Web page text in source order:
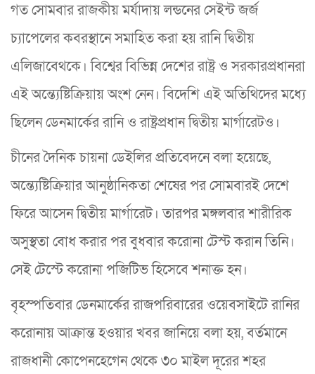
গত সোমবার রাজকীয় মর্যাদায় লন্ডনের সেইন্ট জর্জ
চ্যাপেলের কবরস্থানে সমাহিত করা হয় রানি দ্বিতীয়
এলিজাবেথকে। বিশ্বের বিভিন্ন দেশের রাষ্ট্র ও সরকারপ্রধানরা
এই অন্ত্যেষ্টিক্রিয়ায় অংশ নেন। বিদেশি এই অতিথিদের মধ্যে
ছিলেন ডেনমার্কের রানি ও রাষ্ট্রপ্রধান দ্বিতীয় মার্গারেটও।
চীনের দৈনিক চায়না ডেইলির প্রতিবেদনে বলা হয়েছে,
অন্ত্যেষ্টিক্রিয়ার আনুষ্ঠানিকতা শেষের পর সোমবারই দেশে
ফিরে আসেন দ্বিতীয় মার্গারেট। তারপর মঙ্গলবার শারীরিক
অসুস্থতা বোধ করার পর বুধবার করোনা টেস্ট করান তিনি।
সেই টেস্টে করোনা পজিটিভ হিসেবে শনাক্ত হন।
বৃহস্পতিবার ডেনমার্কের রাজপরিবারের ওয়েবসাইটে রানির
করোনায় আক্রান্ত হওয়ার খবর জানিয়ে বলা হয়, বর্তমানে
রাজধানী কোপেনহেগেন থেকে ৩০ মাইল দূরের শহর